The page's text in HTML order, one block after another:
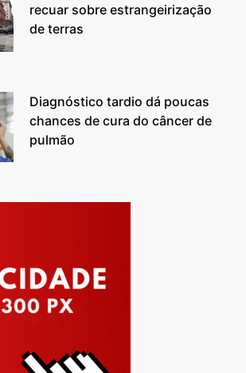
recuar sobre estrangeirização
de terras
Diagnóstico tardio dá poucas
chances de cura do câncer de
pulmão